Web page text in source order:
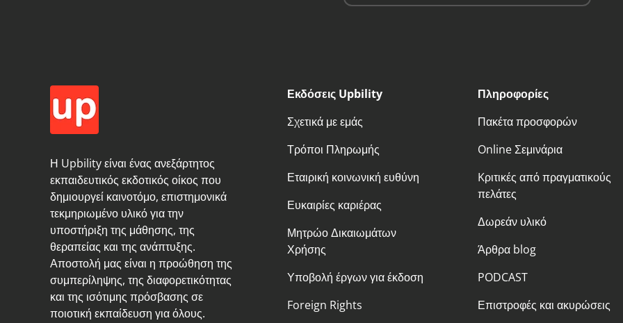
Η Upbility είναι ένας ανεξάρτητος
εκπαιδευτικός εκδοτικός οίκος που
δημιουργεί καινοτόμο, επιστημονικά
τεκμηριωμένο υλικό για την
υποστήριξη της μάθησης, της
θεραπείας και της ανάπτυξης.
Αποστολή μας είναι η προώθηση της
συμπερίληψης, της διαφορετικότητας
και της ισότιμης πρόσβασης σε
ποιοτική εκπαίδευση για όλους.
Εκδόσεις Upbility
Σχετικά με εμάς
Τρόποι Πληρωμής
Εταιρική κοινωνική ευθύνη
Ευκαιρίες καριέρας
Μητρώο Δικαιωμάτων
Χρήσης
Υποβολή έργων για έκδοση
Foreign Rights
Πληροφορίες
Πακέτα προσφορών
Online Σεμινάρια
Kριτικές από πραγματικούς
πελάτες
Δωρεάν υλικό
Άρθρα blog
PODCAST
Επιστροφές και ακυρώσεις